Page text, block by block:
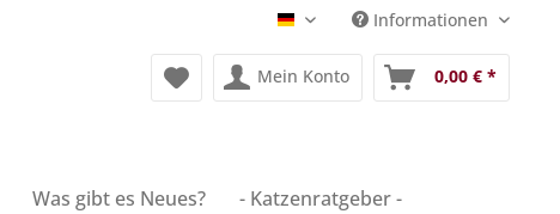
Deutsch Informationen
Mein Konto 0,00 € *
Was gibt es Neues? - Katzenratgeber -